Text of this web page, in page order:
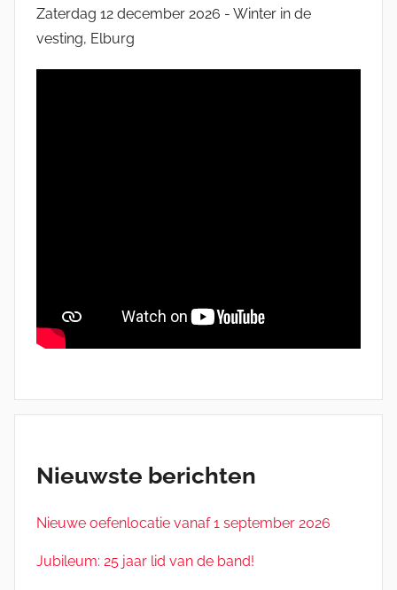
Zaterdag 12 december 2026 - Winter in de
vesting, Elburg
Nieuwste berichten
Nieuwe oefenlocatie vanaf 1 september 2026
Jubileum: 25 jaar lid van de band!